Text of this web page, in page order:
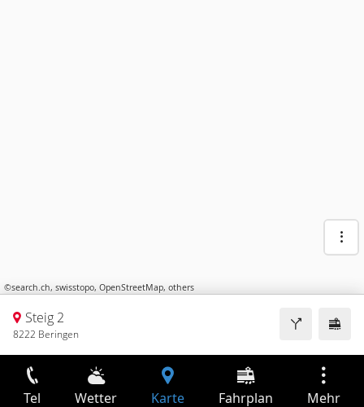
©search.ch, swisstopo, OpenStreetMap, others
Steig 2
8222 Beringen
Tel Wetter Karte Fahrplan Mehr